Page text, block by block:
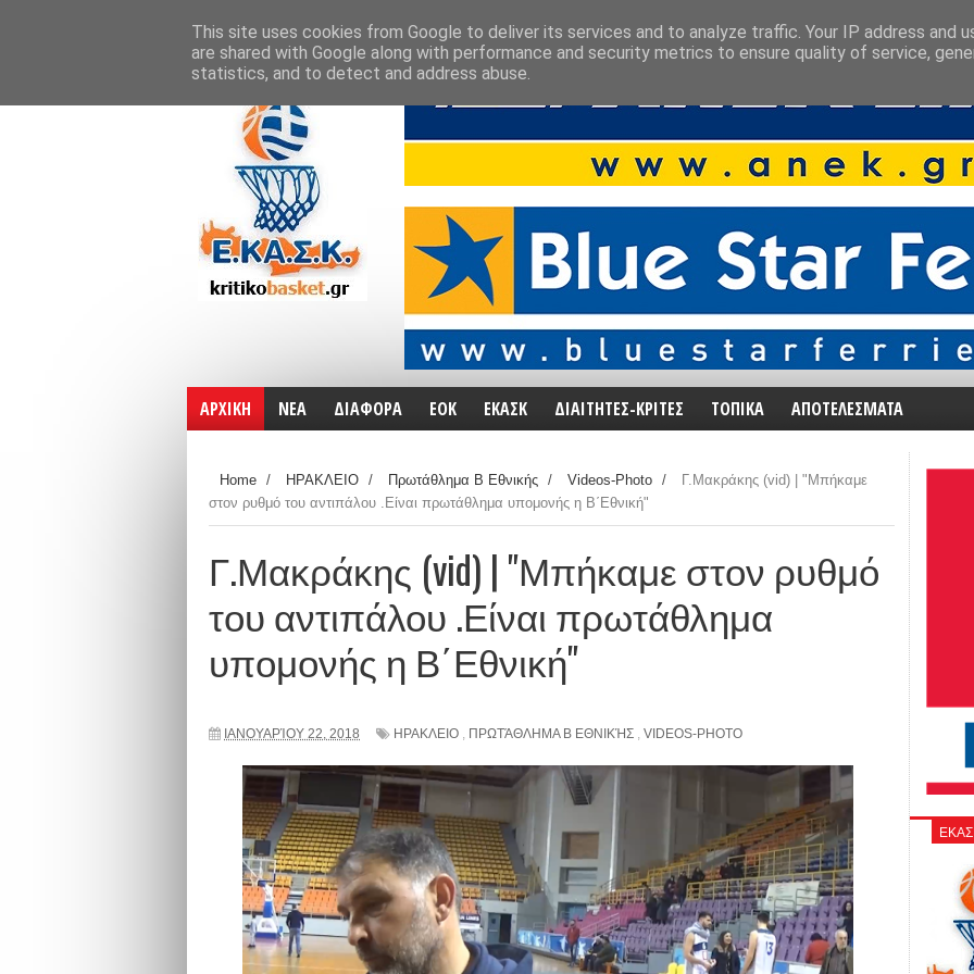
ΑΡΧΙΚΗ ΝΕΑ ΔΙΑΦΟΡΑ ΕΟΚ ΕΚΑΣΚ ΔΙΑΙΤΗΤΕΣ-ΚΡΙΤΕΣ ΤΟΠΙΚΑ ΑΠΟΤΕΛΕΣΜΑΤΑ
Home / ΗΡΑΚΛΕΙΟ / Πρωτάθλημα Β Εθνικής / Videos-Photo /
Γ.Μακράκης (vid) | "Μπήκαμε
στον ρυθμό του αντιπάλου .Είναι πρωτάθλημα υπομονής η Β΄Εθνική"
Γ.Μακράκης (vid) | "Μπήκαμε στον ρυθμό
του αντιπάλου .Είναι πρωτάθλημα
υπομονής η Β΄Εθνική"
ΙΑΝΟΥΑΡΊΟΥ 22, 2018 ΗΡΑΚΛΕΙΟ , ΠΡΩΤΆΘΛΗΜΑ Β ΕΘΝΙΚΉΣ , VIDEOS-PHOTO
This site uses cookies from Google to deliver its services and to analyze traffic. Your IP address and
are shared with Google along with performance and security metrics to ensure quality of service,
statistics, and to detect and address abuse.